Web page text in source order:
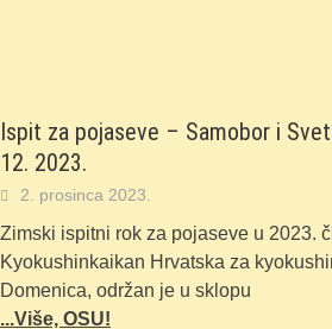
Ispit za pojaseve – Samobor i
12. 2023.
2. prosinca 2023.
Zimski ispitni rok za pojaseve u 2023.
Kyokushinkaikan Hrvatska za
Domenica, održan je u sklopu
...Više, OSU!